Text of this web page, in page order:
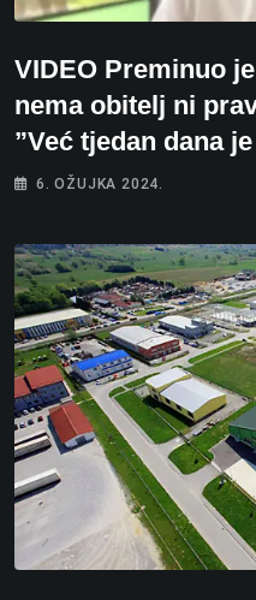
VIDEO Preminuo
nema obitelj ni
”Već tjedan dana
6. OŽUJKA 2024.